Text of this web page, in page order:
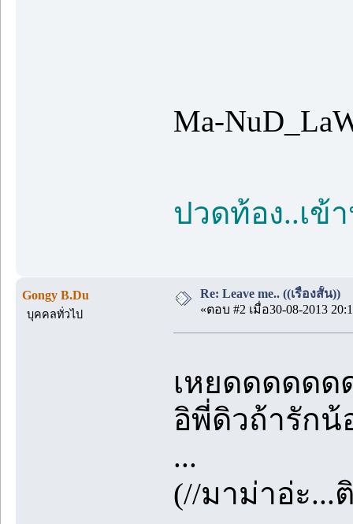
Ma-
ปวดท้อง..เ
Gongy B.Du
บุคคลทั่วไป
Re: Leave me.. ((เรื่องสั้น))
«ตอบ #2 เมื่อ30-08-2013
เหยดดดดด
อิพี่ดิวถ้ารักน้
...
(//มาม่าอ่ะ...